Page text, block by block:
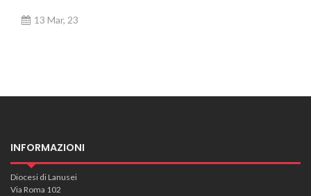
13 Mar, 23
INFORMAZIONI
Diocesi di Lanusei
Via Roma 102